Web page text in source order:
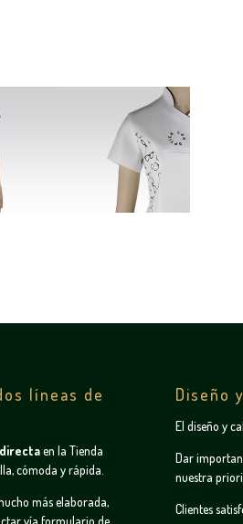
líneas de
en laTienda
cómoda y rápida.
más elaborada,
víaformulario de
Diseño
El diseño y
Dar
nuestra
Clientes